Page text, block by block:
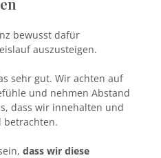
bewusst dafür
auszusteigen.
sehr gut. Wir achten auf
und nehmen Abstand
dass wir innehalten und
betrachten.
dass wir diese